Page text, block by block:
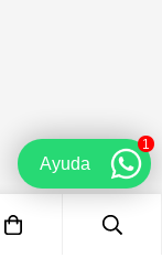
Ayuda
1